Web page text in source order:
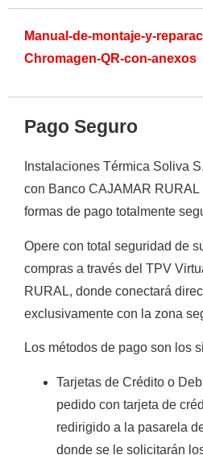
Manual-de-montaje-y-
Chromagen-QR-con-anexos
Pago Seguro
Instalaciones Térmica Soliva
con Banco CAJAMAR RURAL
formas de pago totalmente
Opere con total seguridad de
compras a través del TPV
RURAL, donde conectará
exclusivamente con la zona
Los métodos de pago son los
Tarjetas de Crédito o
pedido con tarjeta de
redirigido a la pasarela
donde se le solicitarán